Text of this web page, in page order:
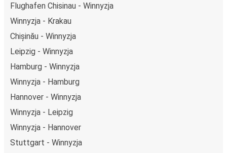
Flughafen Chisinau - Winnyzja
Winnyzja - Krakau
Chișinău - Winnyzja
Leipzig - Winnyzja
Hamburg - Winnyzja
Winnyzja - Hamburg
Hannover - Winnyzja
Winnyzja - Leipzig
Winnyzja - Hannover
Stuttgart - Winnyzja